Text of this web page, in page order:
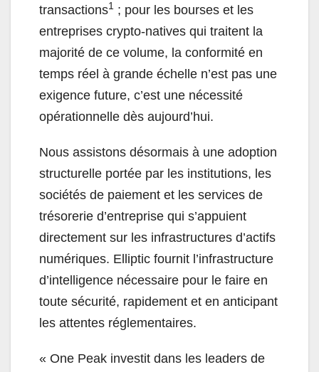
transactions1 ; pour les bourses et les
entreprises crypto-natives qui traitent la
majorité de ce volume, la conformité en
temps réel à grande échelle n’est pas une
exigence future, c’est une nécessité
opérationnelle dès aujourd’hui.
Nous assistons désormais à une adoption
structurelle portée par les institutions, les
sociétés de paiement et les services de
trésorerie d’entreprise qui s’appuient
directement sur les infrastructures d’actifs
numériques. Elliptic fournit l’infrastructure
d’intelligence nécessaire pour le faire en
toute sécurité, rapidement et en anticipant
les attentes réglementaires.
« One Peak investit dans les leaders de